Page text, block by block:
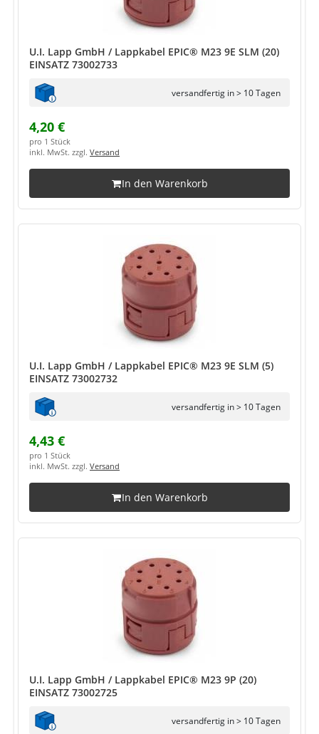
U.I. Lapp GmbH / Lappkabel EPIC® M23 9E SLM (20)
EINSATZ 73002733
versandfertig in > 10 Tagen
4,20 €
pro 1 Stück
inkl. MwSt. zzgl. Versand
In den Warenkorb
U.I. Lapp GmbH / Lappkabel EPIC® M23 9E SLM (5)
EINSATZ 73002732
versandfertig in > 10 Tagen
4,43 €
pro 1 Stück
inkl. MwSt. zzgl. Versand
In den Warenkorb
U.I. Lapp GmbH / Lappkabel EPIC® M23 9P (20)
EINSATZ 73002725
versandfertig in > 10 Tagen